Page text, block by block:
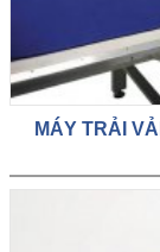
MÁY TRẢI